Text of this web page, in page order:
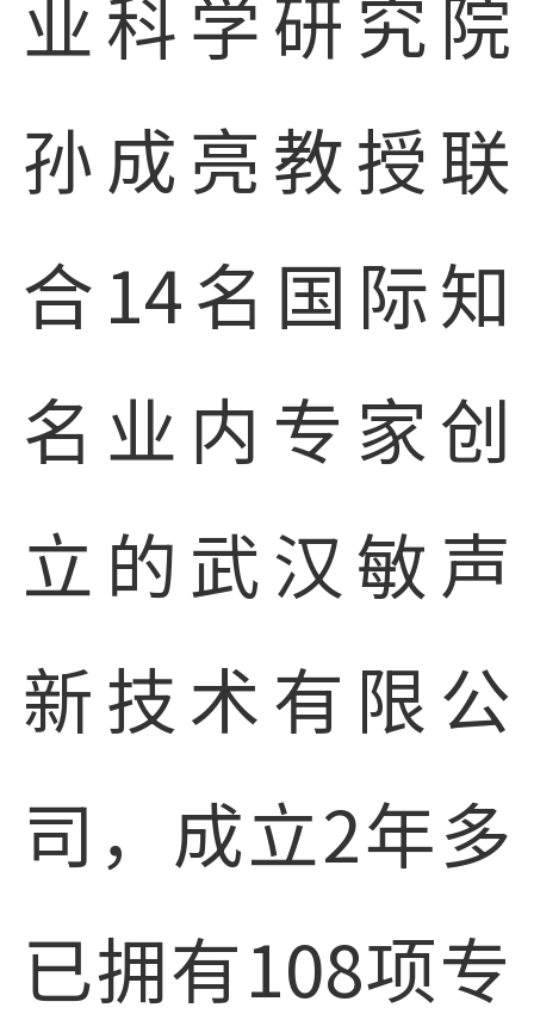
业科学研究院
孙成亮教授联
合14名国际知
名业内专家创
立的武汉敏声
新技术有限公
司，成立2年多
已拥有108项专